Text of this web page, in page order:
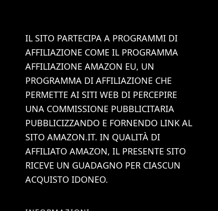
IL SITO PARTECIPA A PROGRAMMI DI
AFFILIAZIONE COME IL PROGRAMMA
AFFILIAZIONE AMAZON EU, UN
PROGRAMMA DI AFFILIAZIONE CHE
PERMETTE AI SITI WEB DI PERCEPIRE
UNA COMMISSIONE PUBBLICITARIA
PUBBLICIZZANDO E FORNENDO LINK AL
SITO AMAZON.IT. IN QUALITÀ DI
AFFILIATO AMAZON, IL PRESENTE SITO
RICEVE UN GUADAGNO PER CIASCUN
ACQUISTO IDONEO.